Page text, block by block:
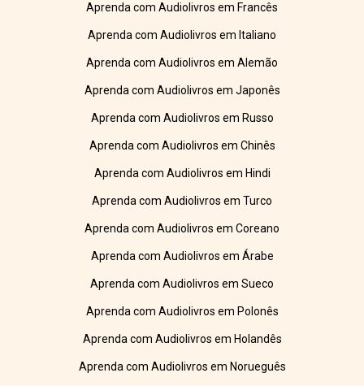
Aprenda com Audiolivros em Francês
Aprenda com Audiolivros em Italiano
Aprenda com Audiolivros em Alemão
Aprenda com Audiolivros em Japonês
Aprenda com Audiolivros em Russo
Aprenda com Audiolivros em Chinês
Aprenda com Audiolivros em Hindi
Aprenda com Audiolivros em Turco
Aprenda com Audiolivros em Coreano
Aprenda com Audiolivros em Árabe
Aprenda com Audiolivros em Sueco
Aprenda com Audiolivros em Polonês
Aprenda com Audiolivros em Holandês
Aprenda com Audiolivros em Norueguês